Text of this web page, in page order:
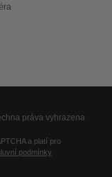
práva vyhrazena
a platí pro
podmínky